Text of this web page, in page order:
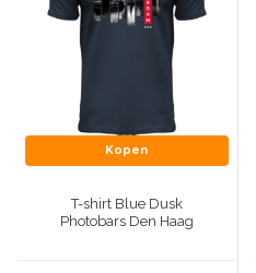
Kopen
T-shirt Blue Dusk
Photobars Den Haag